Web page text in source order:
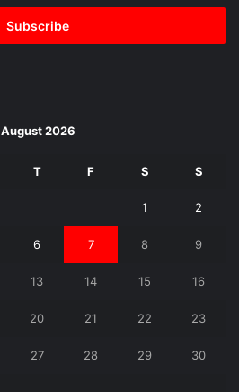
August 2026
T F S S
1 2
6 7 8 9
13 14 15 16
20 21 22 23
27 28 29 30